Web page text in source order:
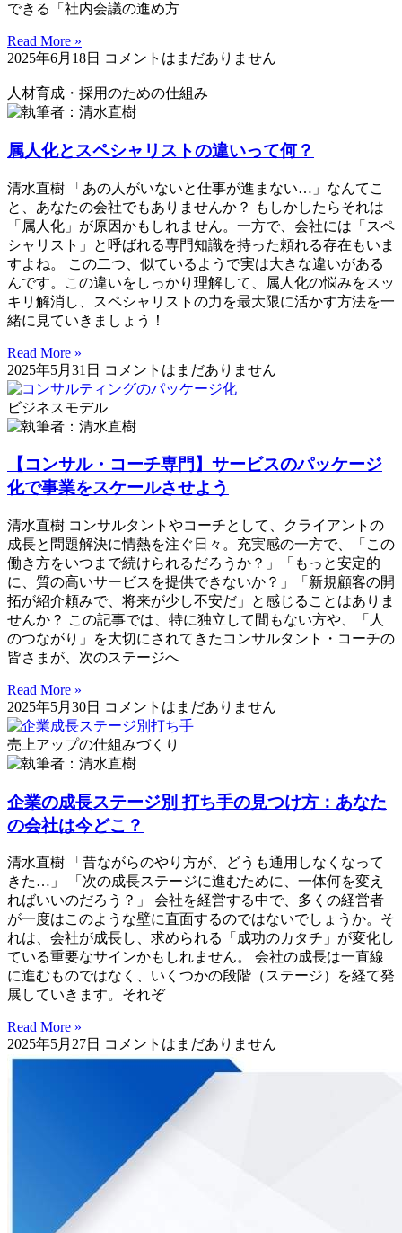
できる「社内会議の進め方
Read More »
2025年6月18日 コメントはまだありません
人材育成・採用のための仕組み
属人化とスペシャリストの違いって何？
清水直樹 「あの人がいないと仕事が進まない…」なんてこ
と、あなたの会社でもありませんか？ もしかしたらそれは
「属人化」が原因かもしれません。一方で、会社には「スペ
シャリスト」と呼ばれる専門知識を持った頼れる存在もいま
すよね。 この二つ、似ているようで実は大きな違いがある
んです。この違いをしっかり理解して、属人化の悩みをスッ
キリ解消し、スペシャリストの力を最大限に活かす方法を一
緒に見ていきましょう！
Read More »
2025年5月31日 コメントはまだありません
ビジネスモデル
【コンサル・コーチ専門】サービスのパッケージ
化で事業をスケールさせよう
清水直樹 コンサルタントやコーチとして、クライアントの
成長と問題解決に情熱を注ぐ日々。充実感の一方で、「この
働き方をいつまで続けられるだろうか？」「もっと安定的
に、質の高いサービスを提供できないか？」「新規顧客の開
拓が紹介頼みで、将来が少し不安だ」と感じることはありま
せんか？ この記事では、特に独立して間もない方や、「人
のつながり」を大切にされてきたコンサルタント・コーチの
皆さまが、次のステージへ
Read More »
2025年5月30日 コメントはまだありません
売上アップの仕組みづくり
企業の成長ステージ別 打ち手の見つけ方：あなた
の会社は今どこ？
清水直樹 「昔ながらのやり方が、どうも通用しなくなって
きた…」 「次の成長ステージに進むために、一体何を変え
ればいいのだろう？」 会社を経営する中で、多くの経営者
が一度はこのような壁に直面するのではないでしょうか。そ
れは、会社が成長し、求められる「成功のカタチ」が変化し
ている重要なサインかもしれません。 会社の成長は一直線
に進むものではなく、いくつかの段階（ステージ）を経て発
展していきます。それぞ
Read More »
2025年5月27日 コメントはまだありません